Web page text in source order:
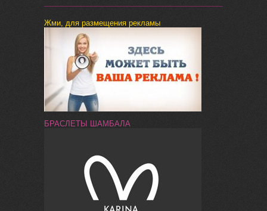
Жми, для размещения рекламы
БРАСЛЕТЫ ШАМБАЛА